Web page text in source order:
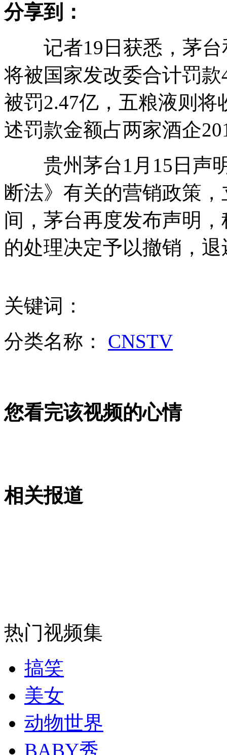
图95轰炸机被称"油老虎" 可携核弹飞上万公里
俄媒称美媒杜撰俄军机飞临关岛消息
俄罗斯对华军售近年大幅增长
女孩北京地铁殴打老人 痛下狠手拳打脚踢
外交部：反对强权政治霸凌主义
安徽一实载49人客车翻车
司机酒驾遇交警 急速倒车逃窜
分享到：
记者19日获悉，茅台
将被国家发改委合计罚
被罚2.47亿，五粮液则将
述罚款金额占两家酒企
贵州茅台1月15日声明
断法》有关的营销政策
间，茅台再度发布声明
的处理决定予以撤销，
关键词：
分类名称： CNSTV
您看完该视频的心情
相关报道
热门视频集
搞笑
美女
动物世界
BABY秀